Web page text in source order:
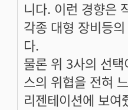
니다. 이런 경향은
각종 대형 장비등
다.
물론 위 3사의 선
스의 위협을 전혀
리젠테이션에 보